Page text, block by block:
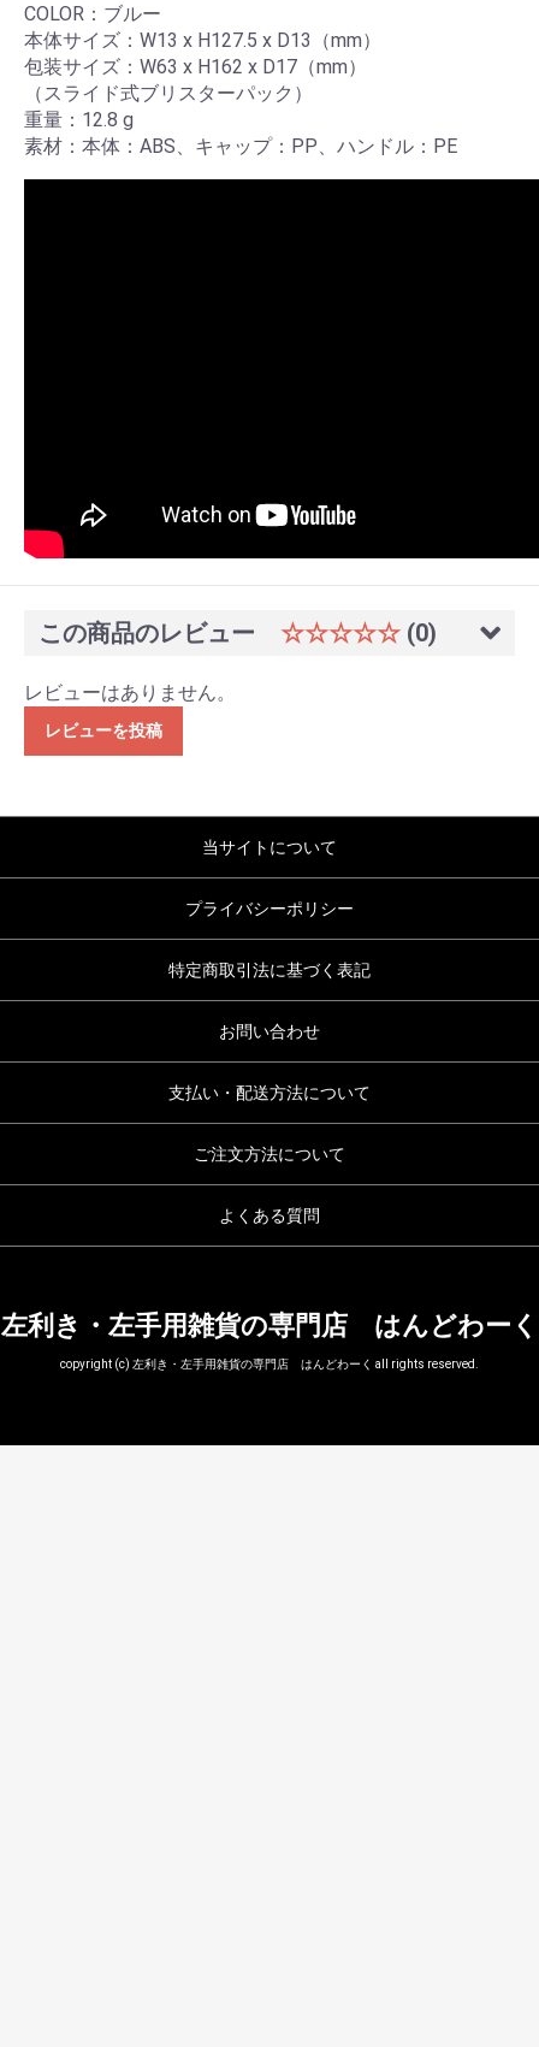
COLOR：ブルー
本体サイズ：W13 x H127.5 x D13（mm）
包装サイズ：W63 x H162 x D17（mm）
（スライド式ブリスターパック）
重量：12.8 g
素材：本体：ABS、キャップ：PP、ハンドル：PE
この商品のレビュー ☆☆☆☆☆ (0)
レビューはありません。
レビューを投稿
当サイトについて
プライバシーポリシー
特定商取引法に基づく表記
お問い合わせ
支払い・配送方法について
ご注文方法について
よくある質問
左利き・左手用雑貨の専門店 はんどわーく
copyright (c) 左利き・左手用雑貨の専門店 はんどわーく all rights reserved.